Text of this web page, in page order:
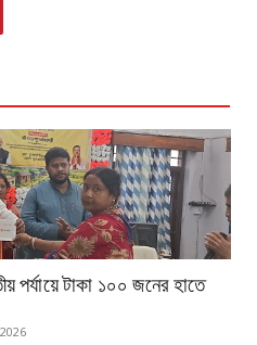
পর্যায়ে টাকা ১০০ জনের হাতে